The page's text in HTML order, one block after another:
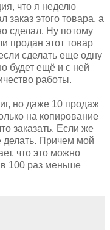
что я неделю
заказ этого товара, а
сделал. Ну потому
продан этот товар
сделать еще одну
будет ещё и с ней
работы.
но даже 10 продаж
на копирование
заказать. Если же
делать. Причем мой
что это можно
в 100 раз меньше